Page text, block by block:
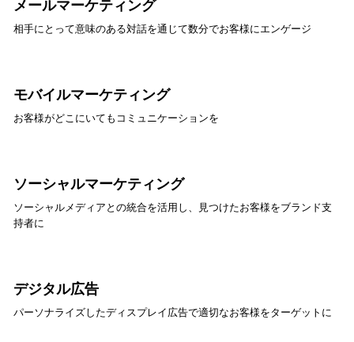
メールマーケティング
相手にとって意味のある対話を通じて数分でお客様にエンゲージ
モバイルマーケティング
お客様がどこにいてもコミュニケーションを
ソーシャルマーケティング
ソーシャルメディアとの統合を活用し、見つけたお客様をブランド支
持者に
デジタル広告
パーソナライズしたディスプレイ広告で適切なお客様をターゲットに